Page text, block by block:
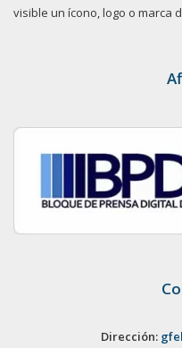
visible un ícono, logo o marca
Dirección: